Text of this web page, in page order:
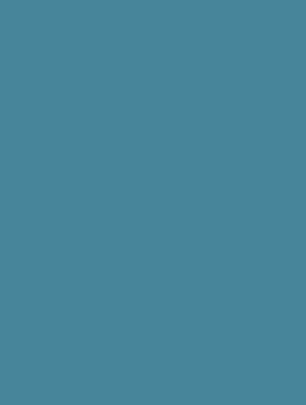
dotation initiale de trois
environ 20 millions d’euros à
France par la Fondation
Fondation de l’Industrie
Construction Navale). Des
avaient déjà été créées aux
New-York), en Scandinavie
La Fondation est administrée
d’Administration de 15
et 8 Français, qui se réunit